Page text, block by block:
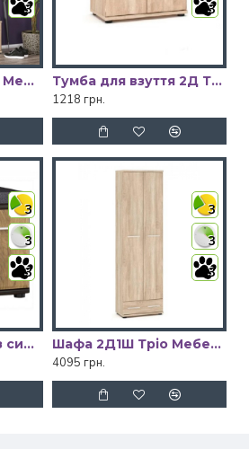
3
Передпокій Тріо 3 Мебель Сервіс
3
Тумба для взуття 2Д Тріо Мебель Сервіс
1218 грн.
3
3
3
Тумба для взуття з сидінням 2Д Тріо Мебель Сервіс
3
3
3
Шафа 2Д1Ш Тріо Мебель Сервіс
4095 грн.